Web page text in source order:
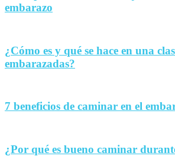
embarazo
¿Cómo es y qué se hace en una
embarazadas?
7 beneficios de caminar en el
¿Por qué es bueno caminar